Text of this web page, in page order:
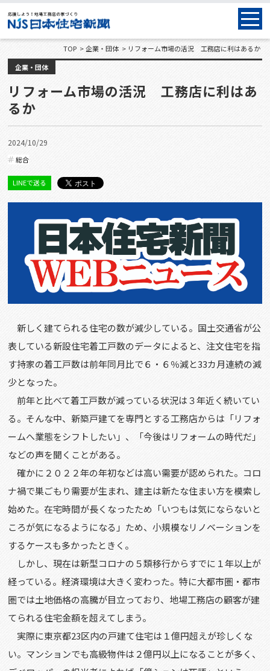
TOP 企業・団体
リフォーム市場の活況 工務店に利はあるか
企業・団体
リフォーム市場の活況 工務店に利はあ
るか
2024/10/29
総合
LINEで送る
新しく建てられる住宅の数が減少している。国土交通省が公
表している新設住宅着工戸数のデータによると、注文住宅を指
す持家の着工戸数は前年同月比で６・６％減と33カ月連続の減
少となった。
前年と比べて着工戸数が減っている状況は３年近く続いてい
る。そんな中、新築戸建てを専門とする工務店からは「リフォ
ームへ業態をシフトしたい」、「今後はリフォームの時代だ」
などの声を聞くことがある。
確かに２０２２年の年初などは高い需要が認められた。コロ
ナ禍で巣ごもり需要が生まれ、建主は新たな住まい方を模索し
始めた。在宅時間が長くなったため「いつもは気にならないと
ころが気になるようになる」ため、小規模なリノベーションを
するケースも多かったときく。
しかし、現在は新型コロナの５類移行からすでに１年以上が
経っている。経済環境は大きく変わった。特に大都市圏・都市
圏では土地価格の高騰が目立っており、地場工務店の顧客が建
てられる住宅金額を超えてしまう。
実際に東京都23区内の戸建て住宅は１億円超えが珍しくな
い。マンションでも高級物件は２億円以上になることが多く、